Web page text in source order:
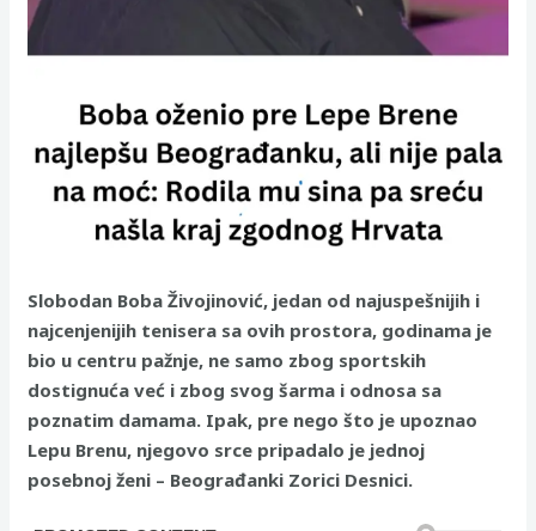
Slobodan Boba Živojinović, jedan od najuspešnijih i
najcenjenijih tenisera sa ovih prostora, godinama je
bio u centru pažnje, ne samo zbog sportskih
dostignuća već i zbog svog šarma i odnosa sa
poznatim damama. Ipak, pre nego što je upoznao
Lepu Brenu, njegovo srce pripadalo je jednoj
posebnoj ženi – Beograđanki Zorici Desnici.